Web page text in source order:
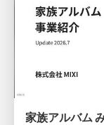
家族アルバム